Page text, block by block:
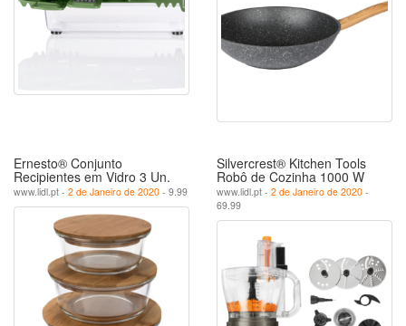
Ernesto® Conjunto
Recipientes em Vidro 3 Un.
www.lidl.pt - 2 de Janeiro de 2020 - 9.99
Silvercrest® Kitchen Tools
Robô de Cozinha 1000 W
www.lidl.pt - 2 de Janeiro de 2020 -
69.99